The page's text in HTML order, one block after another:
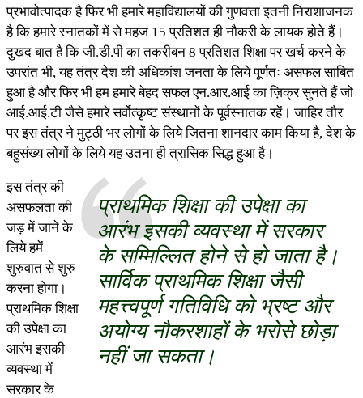
प्रभावोत्पादक है फिर भी हमारे महाविद्यालयों की गुणवत्ता इतनी निराशाजनक
है कि हमारे स्नातकों में से महज 15 प्रतिशत ही नौकरी के लायक होते हैं।
दुखद बात है कि जी.डी.पी का तकरीबन 8 प्रतिशत शिक्षा पर खर्च करने के
उपरांत भी, यह तंत्र देश की अधिकांश जनता के लिये पूर्णतः असफल साबित
हुआ है और फिर भी हम हमारे बेहद सफल एन.आर.आई का ज़िक्र सुनते हैं जो
आई.आई.टी जैसे हमारे सर्वोत्कृष्ट संस्थानों के पूर्वस्नातक रहें। जाहिर तौर
पर इस तंत्र ने मुट्ठी भर लोगों के लिये जितना शानदार काम किया है, देश के
बहुसंख्य लोगों के लिये यह उतना ही त्रासिक सिद्ध हुआ है।
प्राथमिक शिक्षा की उपेक्षा का
आरंभ इसकी व्यवस्था में सरकार
के सम्मिल्लित होने से हो जाता है।
सार्विक प्राथमिक शिक्षा जैसी
महत्त्वपूर्ण गतिविधि को भ्रष्ट और
अयोग्य नौकरशाहों के भरोसे छोड़ा
नहीं जा सकता।
इस तंत्र की
असफलता की
जड़ में जाने के
लिये हमें
शुरुवात से शुरु
करना होगा।
प्राथमिक शिक्षा
की उपेक्षा का
आरंभ इसकी
व्यवस्था में
सरकार के